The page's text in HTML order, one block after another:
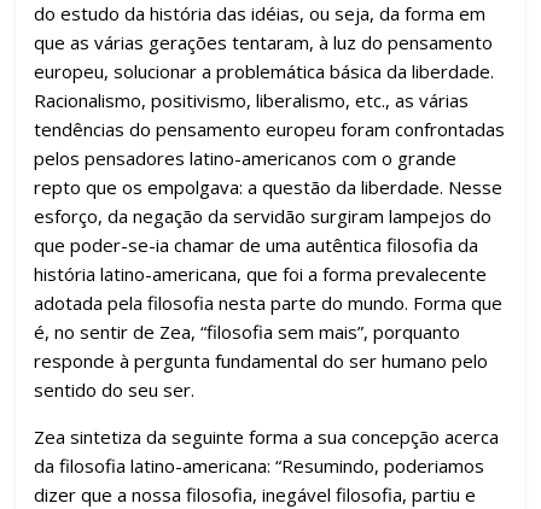
do estudo da história das idéias, ou seja, da forma em
que as várias gerações tentaram, à luz do pensamento
europeu, solucionar a problemática básica da liberdade.
Racionalismo, positivismo, liberalismo, etc., as várias
tendências do pensamento europeu foram confrontadas
pelos pensadores latino-americanos com o grande
repto que os empolgava: a questão da liberdade. Nesse
esforço, da negação da servidão surgiram lampejos do
que poder-se-ia chamar de uma autêntica filosofia da
história latino-americana, que foi a forma prevalecente
adotada pela filosofia nesta parte do mundo. Forma que
é, no sentir de Zea, “filosofia sem mais”, porquanto
responde à pergunta fundamental do ser humano pelo
sentido do seu ser.
Zea sintetiza da seguinte forma a sua concepção acerca
da filosofia latino-americana: “Resumindo, poderiamos
dizer que a nossa filosofia, inegável filosofia, partiu e